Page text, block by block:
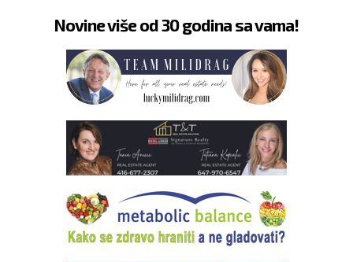
Novine više od 30 godina sa vama!